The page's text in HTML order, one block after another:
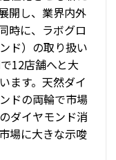
開し、業界内外
時に、ラボグロ
ド）の取り扱い
12店舗へと大
ます。天然ダイ
ドの両輪で市場
ダイヤモンド消
場に大きな示唆